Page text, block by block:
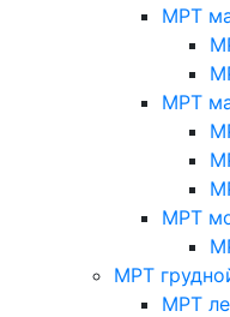
МРТ
МРТ
МРТ
МРТ
МРТ